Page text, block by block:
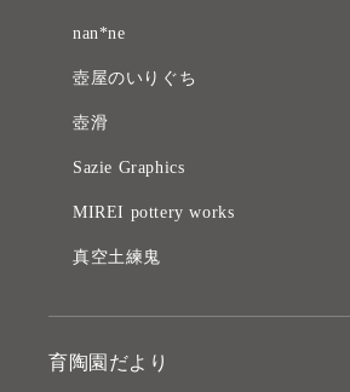
nan*ne
壺屋のいりぐち
壺滑
Sazie Graphics
MIREI pottery works
真空土練鬼
育陶園だより